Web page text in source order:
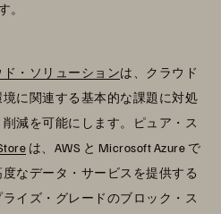
。
・ソリューションは、クラウド
に関連する基本的な課題に対処
削減を可能にします。ピュア・ス
は、AWS と Microsoft Azure で
なデータ・サービスを提供する
イズ・グレードのブロック・ス